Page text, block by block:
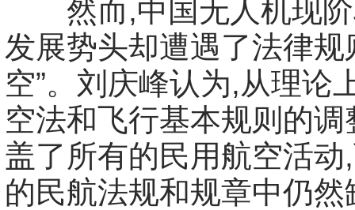
然而,中国无人机现阶
发展势头却遭遇了法律规
空”。刘庆峰认为,从理论
空法和飞行基本规则的调
盖了所有的民用航空活动
的民航法规和规章中仍然